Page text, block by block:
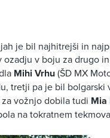
je bil najhitrejši in
v boju za drugo
Mihi Vrhu(ŠD MX
tretji pa je bil bolgarski
vožnjo dobila tudi Mia
na tokratnem